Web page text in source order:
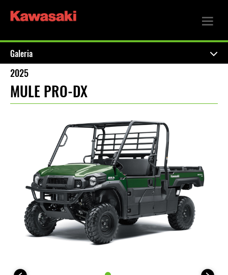
Galeria
2025
MULE PRO-DX